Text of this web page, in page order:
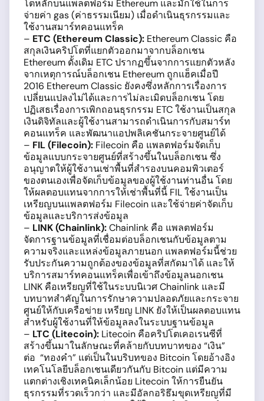
โตหลักบนแพลตฟอร์ม Ethereum และมักใช้ในการ
จ่ายค่า gas (ค่าธรรมเนียม) เมื่อดำเนินธุรกรรมและ
ใช้งานสมาร์ทคอนแทร็ค
– ETC (Ethereum Classic): Ethereum Classic คือ
สกุลเงินคริปโตที่แยกตัวออกมาจากบล็อกเชน
Ethereum ดั้งเดิม ETC ปรากฏขึ้นจากการแยกตัวหลัง
จากเหตุการณ์บล็อกเชน Ethereum ถูกแฮ็คเมื่อปี
2016 Ethereum Classic ยังคงซึ่งหลักการเรื่องการ
เปลี่ยนแปลงไม่ได้และการไม่ละเมิดบล็อกเชน โดย
ปฏิเสธเรื่องการเพิกถอนธุรกรรม ETC ใช้งานเป็นสกุล
เงินดิจิทัลและผู้ใช้งานสามารถดำเนินการกับสมาร์ท
คอนแทร็ค และพัฒนาแอปพลิเคชันกระจายศูนย์ได้
– FIL (Filecoin): Filecoin คือ แพลตฟอร์มจัดเก็บ
ข้อมูลแบบกระจายศูนย์ที่สร้างขึ้นในบล็อกเชน ซึ่ง
อนุญาตให้ผู้ใช้งานเช่าพื้นที่สำรองบนคอมพิวเตอร์
ของตนเองเพื่อจัดเก็บข้อมูลของผู้ใช้งานท่านอื่น โดย
ให้ผลตอบแทนจากการให้เช่าพื้นที่นี้ FIL ใช้งานเป็น
เหรียญบนแพลตฟอร์ม Filecoin และใช้จ่ายค่าจัดเก็บ
ข้อมูลและบริการส่งข้อมูล
– LINK (Chainlink):Chainlink คือ แพลตฟอร์ม
จัดการฐานข้อมูลที่เชื่อมต่อบล็อกเชนกับข้อมูลตาม
ความจริงและแหล่งข้อมูลภายนอก แพลตฟอร์มนี้ช่วย
รับประกันความถูกต้องของข้อมูลที่สกัดมาได้ และให้
บริการสมาร์ทคอนแทร็คเพื่อเข้าถึงข้อมูลนอกเชน
LINK คือเหรียญที่ใช้ในระบบนิเวศ Chainlink และมี
บทบาทสำคัญในการรักษาความปลอดภัยและกระจาย
ศูนย์ให้กับเครือข่าย เหรียญ LINK ยังให้เป็นผลตอบแทน
สำหรับผู้ใช้งานที่ให้ข้อมูลลงในระบบฐานข้อมูล
– LTC (Litecoin): Litecoin คือคริปโตเคอเรนซีที่
สร้างขึ้นมาในลักษณะที่คล้ายกับบทบาทของ “เงิน”
ต่อ “ทองคำ” แต่เป็นในบริบทของ Bitcoin โดยอ้างอิง
เทคโนโลยีบล็อกเชนเดียวกันกับ Bitcoin แต่มีความ
แตกต่างเชิงเทคนิคเล็กน้อย Litecoin ให้การยืนยัน
ธุรกรรมที่รวดเร็วกว่า และมีอัลกอริธึมขุดเหรียญที่มี